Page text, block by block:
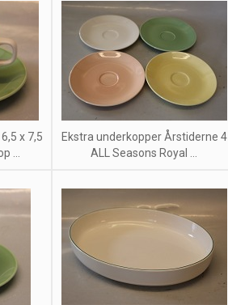
x 7,5
...
Ekstra underkopper Årstiderne 4
ALL Seasons Royal ...